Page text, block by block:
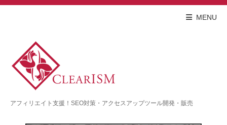
MENU
アフィリエイト支援！SEO対策・アクセスアップツール開発・販売